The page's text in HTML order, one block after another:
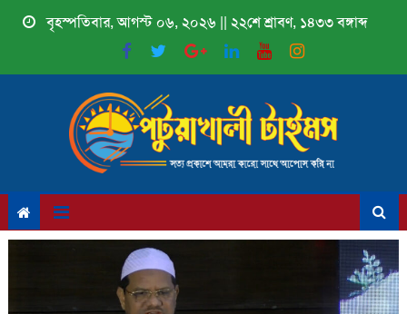
Skip
বৃহস্পতিবার, আগস্ট ০৬, ২০২৬ || ২২শে শ্রাবণ, ১৪৩৩ বঙ্গাব্দ